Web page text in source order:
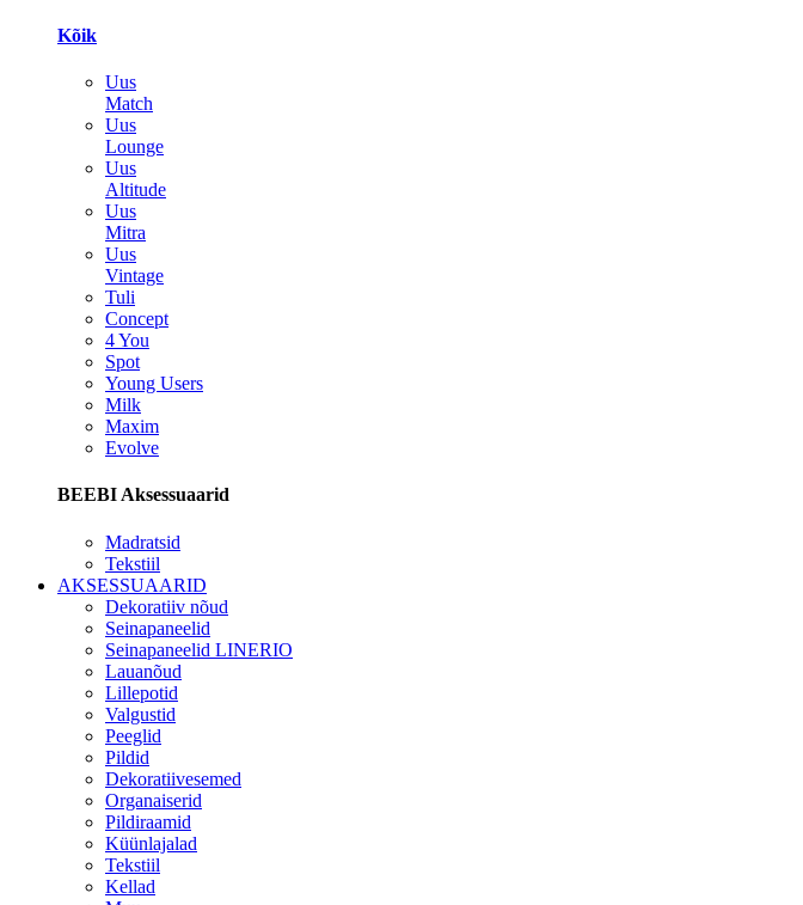
Kõik
Uus
Match
Uus
Lounge
Uus
Altitude
Uus
Mitra
Uus
Vintage
Tuli
Concept
4 You
Spot
Young Users
Milk
Maxim
Evolve
BEEBI Aksessuaarid
Madratsid
Tekstiil
AKSESSUAARID
Dekoratiiv nõud
Seinapaneelid
Seinapaneelid LINERIO
Lauanõud
Lillepotid
Valgustid
Peeglid
Pildid
Dekoratiivesemed
Organaiserid
Pildiraamid
Küünlajalad
Tekstiil
Kellad